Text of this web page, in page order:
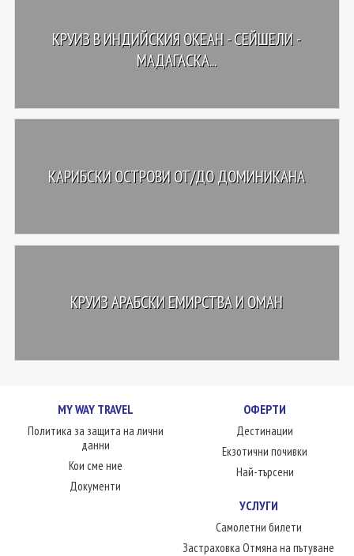
КРУИЗ В ИНДИЙСКИЯ ОКЕАН - СЕЙШЕЛИ -
МАДАГАСКА...
КАРИБСКИ ОСТРОВИ ОТ/ДО ДОМИНИКАНА
КРУИЗ АРАБСКИ ЕМИРСТВА И ОМАН
MY WAY TRAVEL
Политика за защита на лични
данни
Кои сме ние
Документи
ОФЕРТИ
Дестинации
Екзотични почивки
Най-търсени
УСЛУГИ
Самолетни билети
Застраховка Отмяна на пътуване